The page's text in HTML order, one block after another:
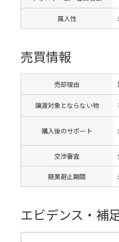
属人性
売買情報
売却理由
譲渡対象とならない物
購入後のサポート
交渉審査
競業避止期間
エビデンス・補